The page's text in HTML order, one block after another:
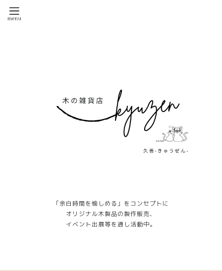
「余白時間を愉しめる」をコンセプトに
オリジナル木製品の製作販売、
イベント出展等を通し活動中。